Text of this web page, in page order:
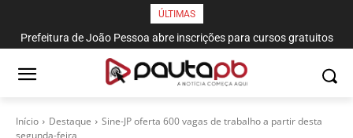
ÚLTIMAS
Prefeitura de João Pessoa abre inscrições para cursos gratuitos
de corte e costura, confeitaria e salgateria
Início Destaque
Sine-JP oferta 600 vagas de trabalho a partir desta
segunda-feira